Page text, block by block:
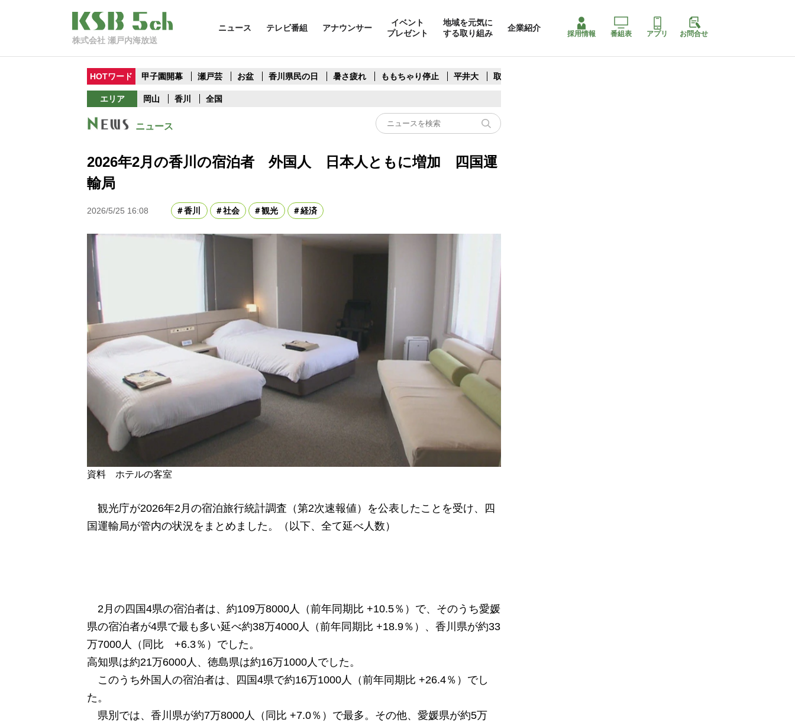
株式会社 瀬戸内海放送
ニュース テレビ番組 アナウンサー
イベント
プレゼント
地域を元気に
する取り組み
企業紹介
採用情報 番組表 アプリ お問合せ
HOTワード 甲子園開幕 瀬戸芸 お盆 香川県民の日 暑さ疲れ ももちゃり停止 平井大 取水制限
エリア 岡山 香川 全国
ニュース
2026年2月の香川の宿泊者 外国人 日本人ともに増加 四国運
輸局
2026/5/25 16:08 香川 社会 観光 経済
資料 ホテルの客室
観光庁が2026年2月の宿泊旅行統計調査（第2次速報値）を公表したことを受け、四
国運輸局が管内の状況をまとめました。（以下、全て延べ人数）
2月の四国4県の宿泊者は、約109万8000人（前年同期比 +10.5％）で、そのうち愛媛
県の宿泊者が4県で最も多い延べ約38万4000人（前年同期比 +18.9％）、香川県が約33
万7000人（同比 +6.3％）でした。
高知県は約21万6000人、徳島県は約16万1000人でした。
このうち外国人の宿泊者は、四国4県で約16万1000人（前年同期比 +26.4％）でし
た。
県別では、香川県が約7万8000人（同比 +7.0％）で最多。その他、愛媛県が約5万